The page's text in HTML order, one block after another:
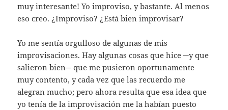
muy interesante! Yo improviso, y bastante. Al menos
eso creo. ¿Improviso? ¿Está bien improvisar?
Yo me sentía orgulloso de algunas de mis
improvisaciones. Hay algunas cosas que hice ─y que
salieron bien─ que me pusieron oportunamente
muy contento, y cada vez que las recuerdo me
alegran mucho; pero ahora resulta que esa idea que
yo tenía de la improvisación me la habían puesto